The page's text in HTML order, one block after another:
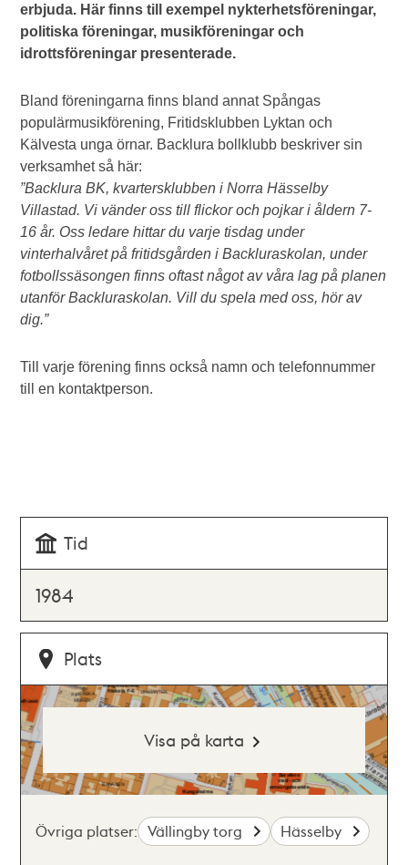
erbjuda. Här finns till exempel nykterhetsföreningar,
politiska föreningar, musikföreningar och
idrottsföreningar presenterade.
Bland föreningarna finns bland annat Spångas
populärmusikförening, Fritidsklubben Lyktan och
Kälvesta unga örnar. Backlura bollklubb beskriver sin
verksamhet så här:
”Backlura BK, kvartersklubben i Norra Hässelby
Villastad. Vi vänder oss till flickor och pojkar i åldern 7-
16 år. Oss ledare hittar du varje tisdag under
vinterhalvåret på fritidsgården i Backluraskolan, under
fotbollssäsongen finns oftast något av våra lag på planen
utanför Backluraskolan. Vill du spela med oss, hör av
dig.”
Till varje förening finns också namn och telefonnummer
till en kontaktperson.
Tid
1984
Plats
Visa på karta
Övriga platser: Vällingby torg Hässelby